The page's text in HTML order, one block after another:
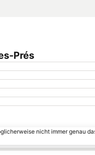
Prés
nicht immer genau